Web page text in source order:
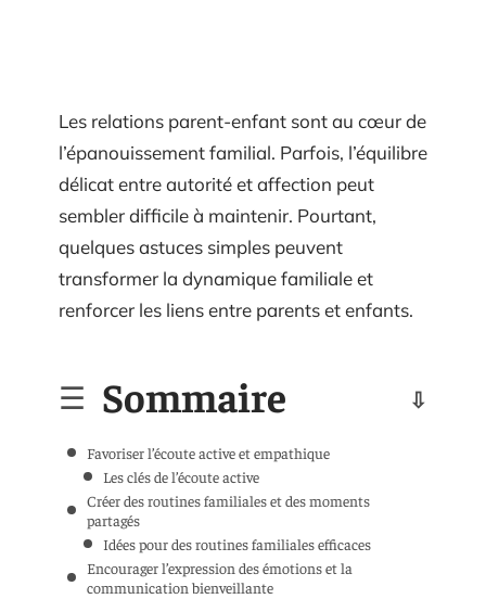
Les relations parent-enfant sont au cœur de
l’épanouissement familial. Parfois, l’équilibre
délicat entre autorité et affection peut
sembler difficile à maintenir. Pourtant,
quelques astuces simples peuvent
transformer la dynamique familiale et
renforcer les liens entre parents et enfants.
Sommaire
Favoriser l’écoute active et empathique
Les clés de l’écoute active
Créer des routines familiales et des moments
partagés
Idées pour des routines familiales efficaces
Encourager l’expression des émotions et la
communication bienveillante